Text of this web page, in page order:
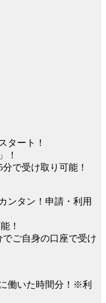
タート！
！
で受け取り可能！
ンタン！申請・利用
！
でご自身の口座で受け
働いた時間分！※利